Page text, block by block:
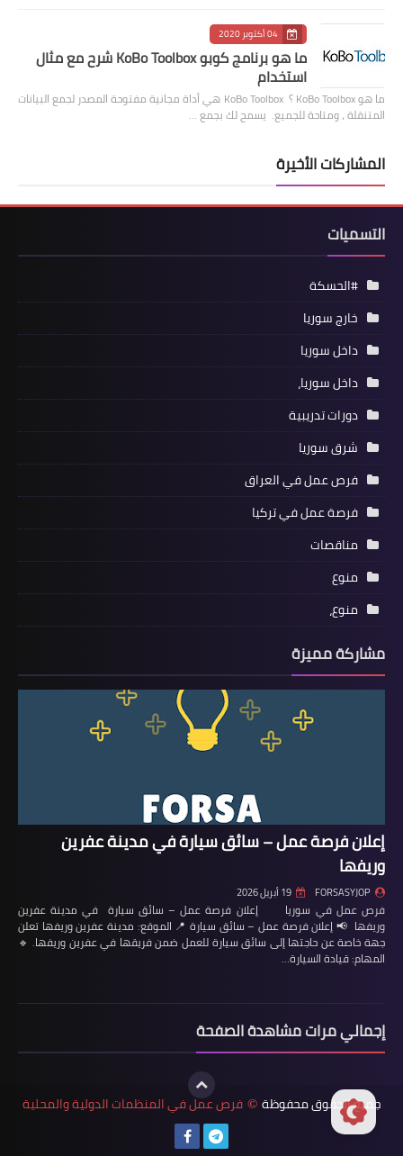
04 أكتوبر 2020
ما هو برنامج كوبو KoBo Toolbox شرح مع مثال
استخدام
ما هو KoBo Toolbox ؟ KoBo Toolbox هي أداة مجانية مفتوحة المصدر لجمع البيانات
المتنقلة ، ومتاحة للجميع. يسمح لك بجمع …
المشاركات الأخيرة
التسميات
#الحسكة
خارج سوريا
داخل سوريا
داخل سوريا،
دورات تدريبية
شرق سوريا
فرص عمل في العراق
فرصة عمل في تركيا
مناقصات
منوع
منوع،
مشاركة مميزة
إعلان فرصة عمل – سائق سيارة في مدينة عفرين
وريفها
FORSASYJOP 19 أبريل 2026
فرص عمل في سوريا إعلان فرصة عمل – سائق سيارة في مدينة عفرين
وريفها 📢 إعلان فرصة عمل – سائق سيارة 📍 الموقع: مدينة عفرين وريفها تعلن
جهة خاصة عن حاجتها إلى سائق سيارة للعمل ضمن فريقها في عفرين وريفها. 🔹
المهام: قيادة السيارة…
إجمالي مرات مشاهدة الصفحة
جميع الحقوق محفوظة © فرص عمل في المنظمات الدولية والمحلية